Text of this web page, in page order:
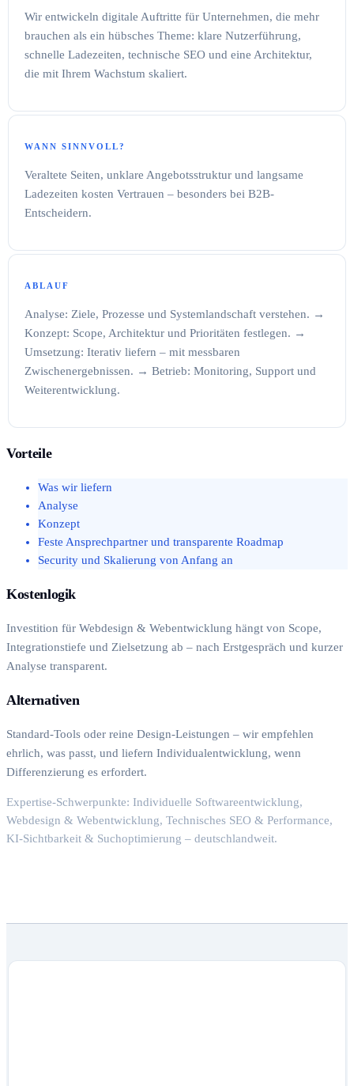
Wir entwickeln digitale Auftritte für Unternehmen, die mehr
brauchen als ein hübsches Theme: klare Nutzerführung,
schnelle Ladezeiten, technische SEO und eine Architektur,
die mit Ihrem Wachstum skaliert.
WANN SINNVOLL?
Veraltete Seiten, unklare Angebotsstruktur und langsame
Ladezeiten kosten Vertrauen – besonders bei B2B-
Entscheidern.
ABLAUF
Analyse: Ziele, Prozesse und Systemlandschaft verstehen. →
Konzept: Scope, Architektur und Prioritäten festlegen. →
Umsetzung: Iterativ liefern – mit messbaren
Zwischenergebnissen. → Betrieb: Monitoring, Support und
Weiterentwicklung.
Vorteile
Was wir liefern
Analyse
Konzept
Feste Ansprechpartner und transparente Roadmap
Security und Skalierung von Anfang an
Kostenlogik
Investition für Webdesign & Webentwicklung hängt von Scope,
Integrationstiefe und Zielsetzung ab – nach Erstgespräch und kurzer
Analyse transparent.
Alternativen
Standard-Tools oder reine Design-Leistungen – wir empfehlen
ehrlich, was passt, und liefern Individualentwicklung, wenn
Differenzierung es erfordert.
Expertise-Schwerpunkte: Individuelle Softwareentwicklung,
Webdesign & Webentwicklung, Technisches SEO & Performance,
KI-Sichtbarkeit & Suchoptimierung – deutschlandweit.